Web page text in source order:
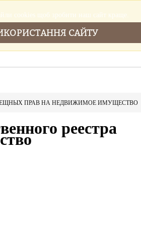
Новини Cтатті
ПРАВ НА НЕДВИЖИМОЕ ИМУЩЕСТВО
реестра
cookies щоб зробити наш сайт краще.
САЙТУ